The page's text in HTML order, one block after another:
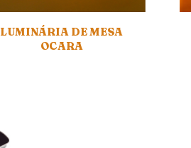
LUMINÁRIA DE MESA
OCARA